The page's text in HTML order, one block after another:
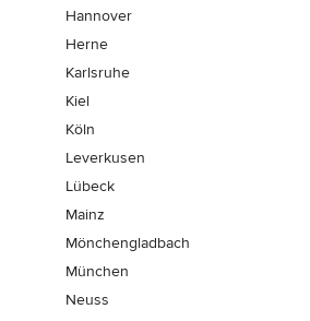
Hannover
Herne
Karlsruhe
Kiel
Köln
Leverkusen
Lübeck
Mainz
Mönchen­gladbach
München
Neuss